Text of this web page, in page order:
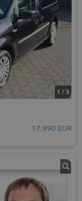
1 / 3
17.990 EUR